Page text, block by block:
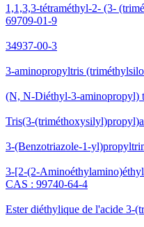
1,1,3,3-tétraméthyl-2- (3-
69709-01-9
34937-00-3
3-aminopropyltris
(N, N-Diéthyl-3-aminopropyl)
Tris(3-
3-(Benzotriazole-1-
3-[2-(2-
CAS : 99740-64-4
Ester diéthylique de l'acide 3-